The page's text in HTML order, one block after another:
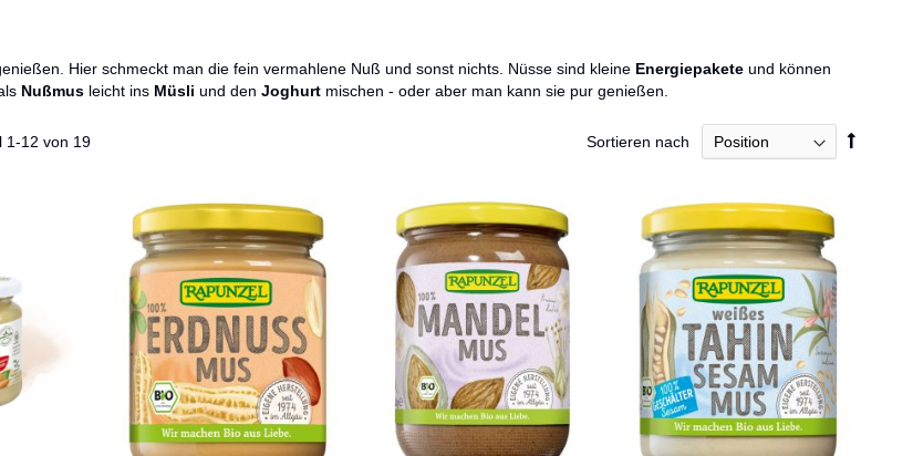
Hier schmeckt man die fein vermahlene Nuß und sonst nichts. Nüsse sind kleine Energiepakete und können
Nußmus leicht ins Müsli und den Joghurt mischen - oder aber man kann sie pur genießen.
1-12 von 19 Sortieren nach
In